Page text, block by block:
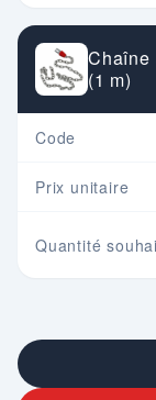
Chaîne
(1 m)
Code
Prix unitaire
Quantité